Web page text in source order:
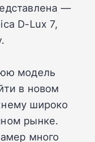
—
D-Lux 7,
модель
в новом
широко
рынке.
много